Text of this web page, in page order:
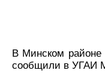
В Минском
сообщили в УГАИ